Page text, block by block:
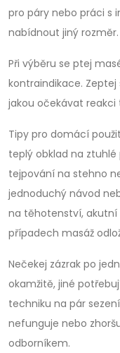
pro páry nebo práci s
nabídnout jiný rozměr.
Při výběru se ptej
kontraindikace.
jakou očekávat
Tipy pro domácí
teplý obklad na ztuhlé
tejpování na stehno
jednoduchý návod
na těhotenství,
případech masáž
Nečekej zázrak po
okamžitě, jiné
techniku na pár
nefunguje nebo
odborníkem.